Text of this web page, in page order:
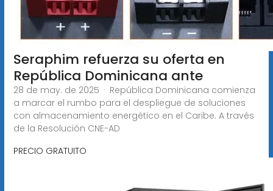
Seraphim refuerza su oferta en
República Dominicana ante
28 de may. de 2025 · República Dominicana comienza
a marcar el rumbo para el despliegue de soluciones
con almacenamiento energético en el Caribe. A través
de la Resolución CNE-AD
PRECIO GRATUITO